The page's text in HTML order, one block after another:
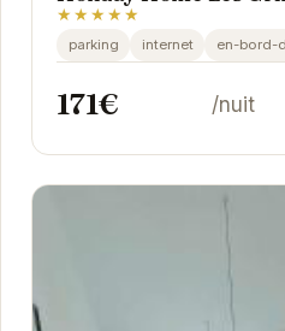
★★★★★
parking internet en-bord-
171€ /nuit